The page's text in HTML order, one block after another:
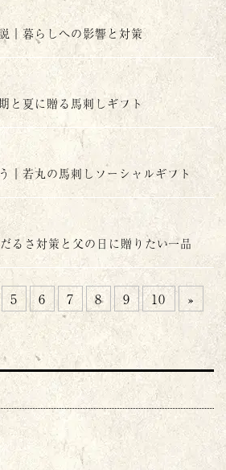
｜暮らしへの影響と対策
と夏に贈る馬刺しギフト
｜若丸の馬刺しソーシャルギフト
るさ対策と父の日に贈りたい一品
5 6 7 8 9 10 »